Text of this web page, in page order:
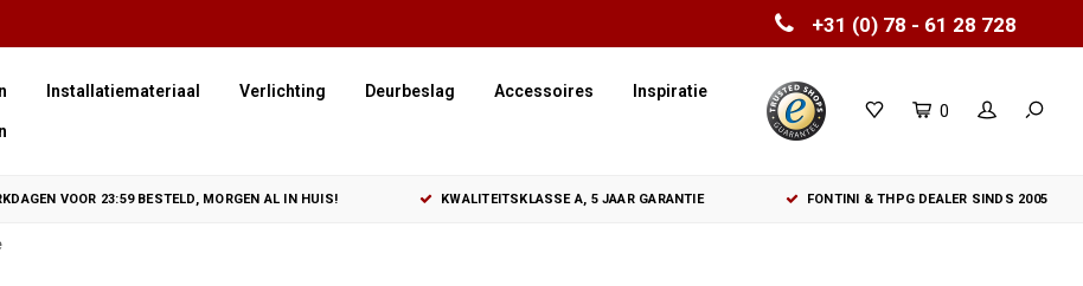
+31 (0) 78 - 61 28 728
Installatiemateriaal Verlichting Deurbeslag Accessoires Inspiratie
0
VOOR 23:59 BESTELD, MORGEN AL IN HUIS! KWALITEITSKLASSE A, 5 JAAR GARANTIE FONTINI & THPG DEALER SINDS 2005